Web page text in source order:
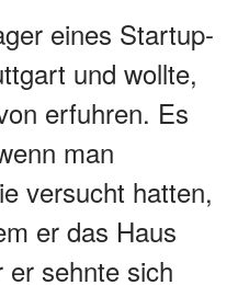
eines Startup-
und wollte,
erfuhren. Es
man
versucht hatten,
er das Haus
sehnte sich